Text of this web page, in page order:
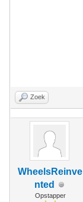
Zoek
WheelsReinve
nted
Opstapper